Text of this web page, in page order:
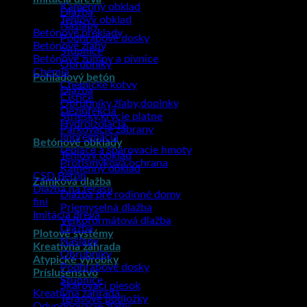
Dlažba
Nášľapy
Podhrabové dosky
Stupnice
Obrubníky
Pohľadový betón
Dlažba
Obrubníky,žľaby,doplnky
Striešky,krycie platne
Parkovacie zábrany
Betónové obklady
Tehlový obklad
Kamenný obklad
Zámková dlažba
Dlažba pre rodinné domy
Priemyselná dlažba
Veľkoformátová dlažba
Plotové systémy
Kreatívna záhrada
Atypické výrobky
Príslušenstvo
Škárovací piesok
Terasové podložky
Kamenný obklad
Tehlový obklad
Betónové preklady
Betónové žľaby
Betónové žumpy a pivnice
Chémia
Chemické kotvy
Čističe
Dezinfekcia
Hydroizolácia
Impregnácia
Lepiace a špárovacie hmoty
Protišmyková ochrana
CSD Betón
Dlažba na terasu
fini
Imitácia dreva
Dlažba
Nášľapy
Obrubníky
Podhrabové dosky
Stupnice
Kreatívna záhrada